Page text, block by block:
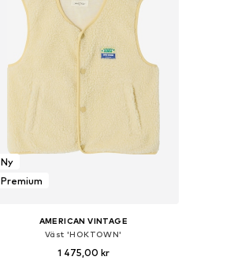
Ny
Premium
AMERICAN VINTAGE
Väst 'HOKTOWN'
1 475,00 kr